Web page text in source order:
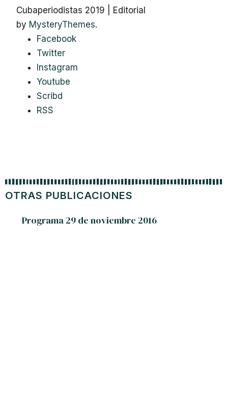
Cubaperiodistas 2019
Editorial
by MysteryThemes.
Facebook
Twitter
Instagram
Youtube
Scribd
RSS
OTRAS PUBLICACIONES
Programa 29 de noviembre 2016